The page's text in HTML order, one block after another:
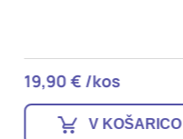
19,90 € /kos
V KOŠARICO